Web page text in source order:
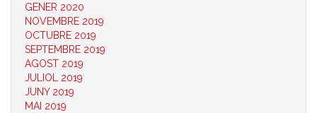
GENER 2020
NOVEMBRE 2019
OCTUBRE 2019
SEPTEMBRE 2019
AGOST 2019
JULIOL 2019
JUNY 2019
MAI 2019